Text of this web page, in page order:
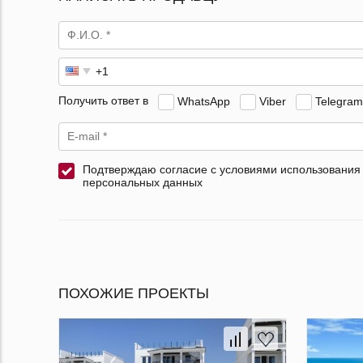
Получить ответ в WhatsApp Viber Telegram
Подтверждаю согласие с условиями использования
персональных данных
ПОХОЖИЕ ПРОЕКТЫ